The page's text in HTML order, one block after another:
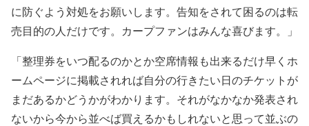
に防ぐよう対処をお願いします。告知をされて困るのは転
売目的の人だけです。カープファンはみんな喜びます。」
「整理券をいつ配るのかとか空席情報も出来るだけ早くホ
ームページに掲載されれば自分の行きたい日のチケットが
まだあるかどうかがわかります。それがなかなか発表され
ないから今から並べば買えるかもしれないと思って並ぶの